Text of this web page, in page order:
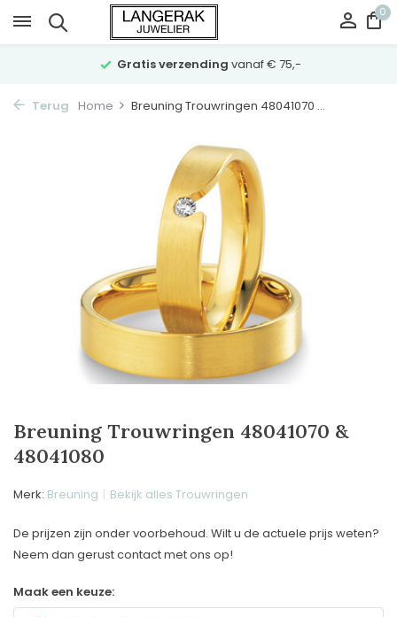
0
Gratis verzending vanaf € 75,-
Terug Home Breuning Trouwringen 48041070 ...
Breuning Trouwringen 48041070 &
48041080
Merk: Breuning Bekijk alles Trouwringen
De prijzen zijn onder voorbehoud. Wilt u de actuele prijs weten?
Neem dan gerust contact met ons op!
Maak een keuze: